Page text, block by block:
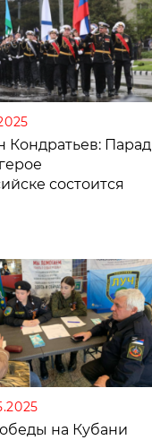
Кондратьев: Парад
состоится
на Кубани